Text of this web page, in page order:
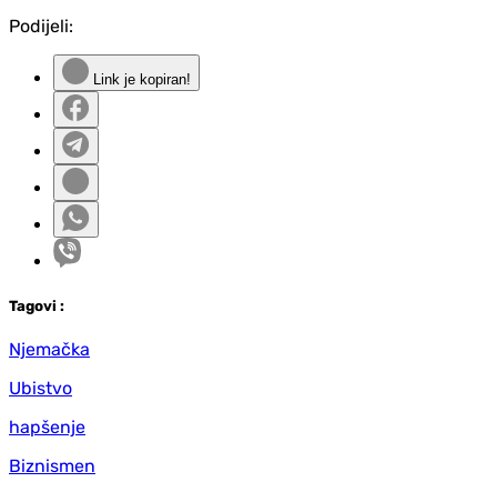
Podijeli:
Link je kopiran!
Tagovi :
Njemačka
Ubistvo
hapšenje
Biznismen